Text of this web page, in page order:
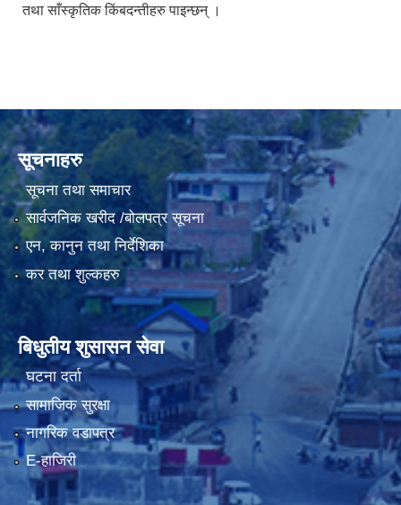
तथा साँस्कृतिक किंबदन्तीहरु पाइन्छन् ।
सूचनाहरु
सूचना तथा समाचार
सार्वजनिक खरीद /बोलपत्र सूचना
एन, कानुन तथा निर्देशिका
कर तथा शुल्कहरु
बिधुतीय शुसासन सेवा
घटना दर्ता
सामाजिक सुरक्षा
नागरिक वडापत्र
E-हाजिरी